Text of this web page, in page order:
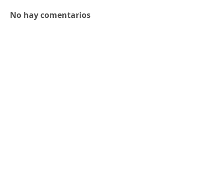
No hay comentarios